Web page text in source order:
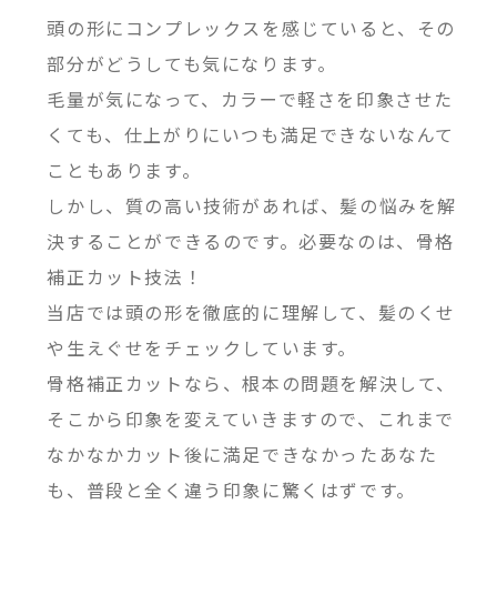
頭の形にコンプレックスを感じていると、その
部分がどうしても気になります。
毛量が気になって、カラーで軽さを印象させた
くても、仕上がりにいつも満足できないなんて
こともあります。
しかし、質の高い技術があれば、髪の悩みを解
決することができるのです。必要なのは、骨格
補正カット技法！
当店では頭の形を徹底的に理解して、髪のくせ
や生えぐせをチェックしています。
骨格補正カットなら、根本の問題を解決して、
そこから印象を変えていきますので、これまで
なかなかカット後に満足できなかったあなた
も、普段と全く違う印象に驚くはずです。